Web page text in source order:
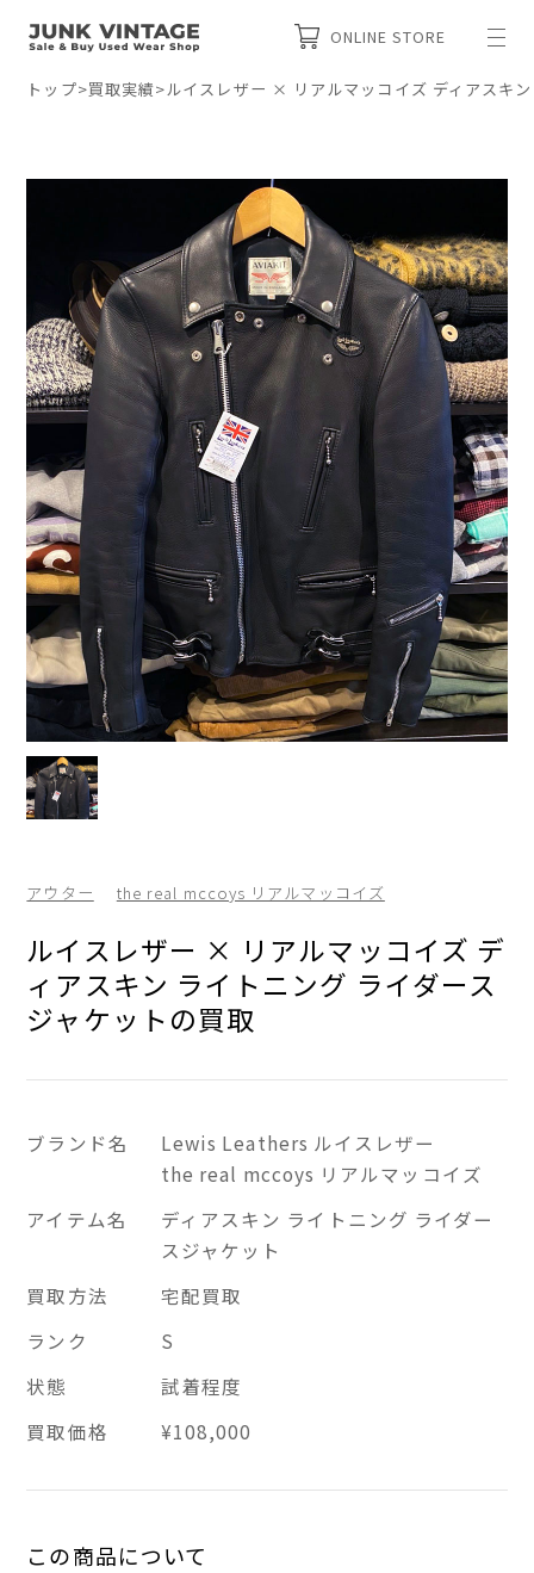
ONLINE STORE
トップ>買取実績>ルイスレザー × リアルマッコイズ ディアスキ
アウター the real mccoys リアルマッコイズ
ルイスレザー × リアルマッコイズ デ
ィアスキン ライトニング ライダース
ジャケットの買取
ブランド名
Lewis Leathers ルイスレザー
the real mccoys リアルマッコイズ
アイテム名
ディアスキン ライトニング ライダー
スジャケット
買取方法
宅配買取
ランク
S
状態
試着程度
買取価格
¥108,000
この商品について